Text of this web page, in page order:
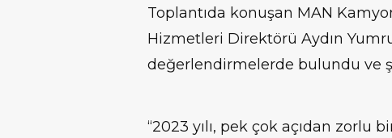
Toplantıda konuşan MAN
Hizmetleri Direktörü Aydın
değerlendirmelerde bulundu ve
“2023 yılı, pek çok açıdan zorlu